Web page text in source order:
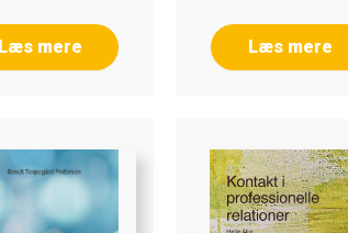
mere Læs mere